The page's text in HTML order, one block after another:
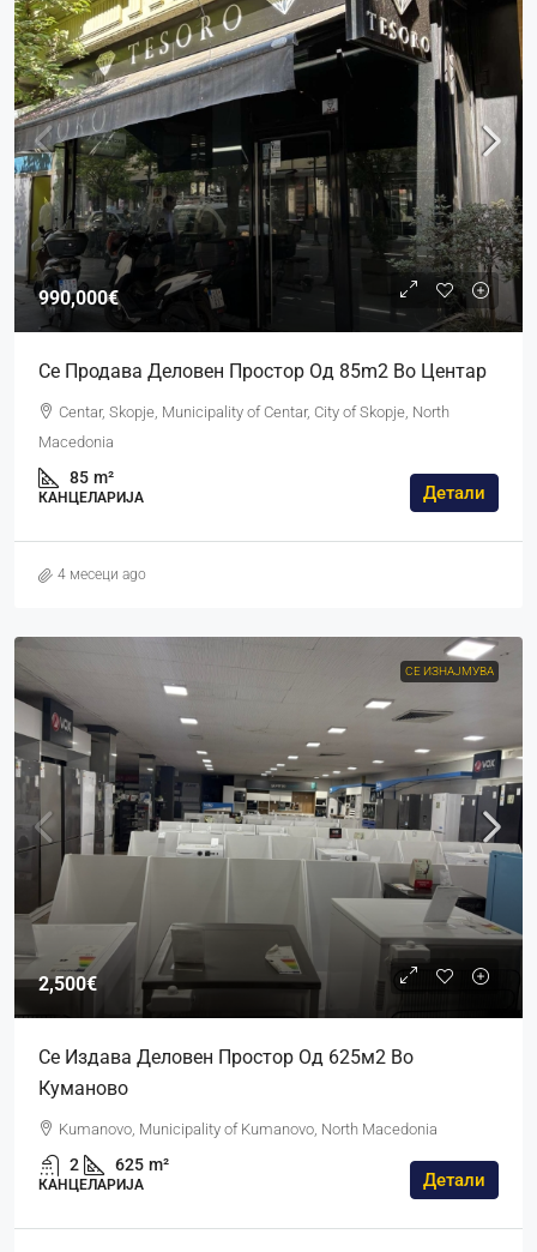
990,000€
Се Продава Деловен Простор Од 85m2 Во Центар
Centar, Skopje, Municipality of Centar, City of Skopje, North
Macedonia
85 m²
КАНЦЕЛАРИЈА Детали
4 месеци ago
СЕ ИЗНАЈМУВА
2,500€
Се Издава Деловен Простор Од 625м2 Во
Куманово
Kumanovo, Municipality of Kumanovo, North Macedonia
2 625 m²
КАНЦЕЛАРИЈА Детали